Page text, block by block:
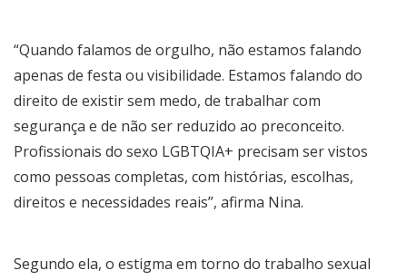
“Quando falamos de orgulho, não estamos falando
apenas de festa ou visibilidade. Estamos falando do
direito de existir sem medo, de trabalhar com
segurança e de não ser reduzido ao preconceito.
Profissionais do sexo LGBTQIA+ precisam ser vistos
como pessoas completas, com histórias, escolhas,
direitos e necessidades reais”, afirma Nina.
Segundo ela, o estigma em torno do trabalho sexual